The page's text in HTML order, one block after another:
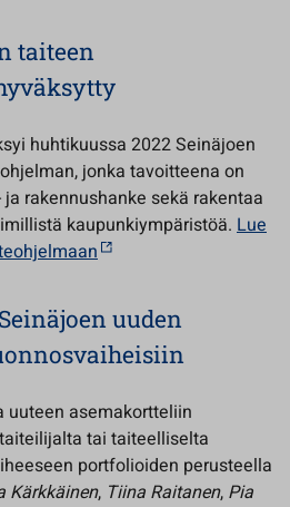
taiteen
huhtikuussa 2022 Seinäjoen
jonka tavoitteena on
rakennushanke sekä rakentaa
kaupunkiympäristöä. Lue
uuden
uuteen asemakortteliin
tai taiteelliselta
portfolioiden perusteella
Kärkkäinen, Tiina Raitanen, Pia